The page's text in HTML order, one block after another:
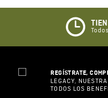
Califique el producto
★☆ ☆
Su nombre
Correo electrónico
REGÍSTRATE,
LEGACY,
TODOS LOS